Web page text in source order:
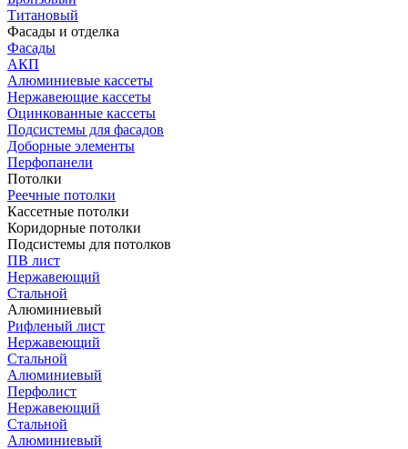
Титановый
Фасады и отделка
Фасады
АКП
Алюминиевые кассеты
Нержавеющие кассеты
Оцинкованные кассеты
Подсистемы для фасадов
Доборные элементы
Перфопанели
Потолки
Реечные потолки
Кассетные потолки
Коридорные потолки
Подсистемы для потолков
ПВ лист
Нержавеющий
Стальной
Алюминиевый
Рифленый лист
Нержавеющий
Стальной
Алюминиевый
Перфолист
Нержавеющий
Стальной
Алюминиевый